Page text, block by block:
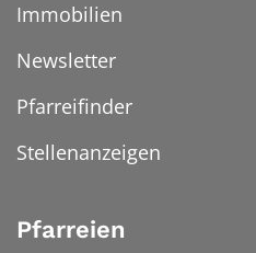
Immobilien
Newsletter
Pfarreifinder
Stellenanzeigen
Pfarreien